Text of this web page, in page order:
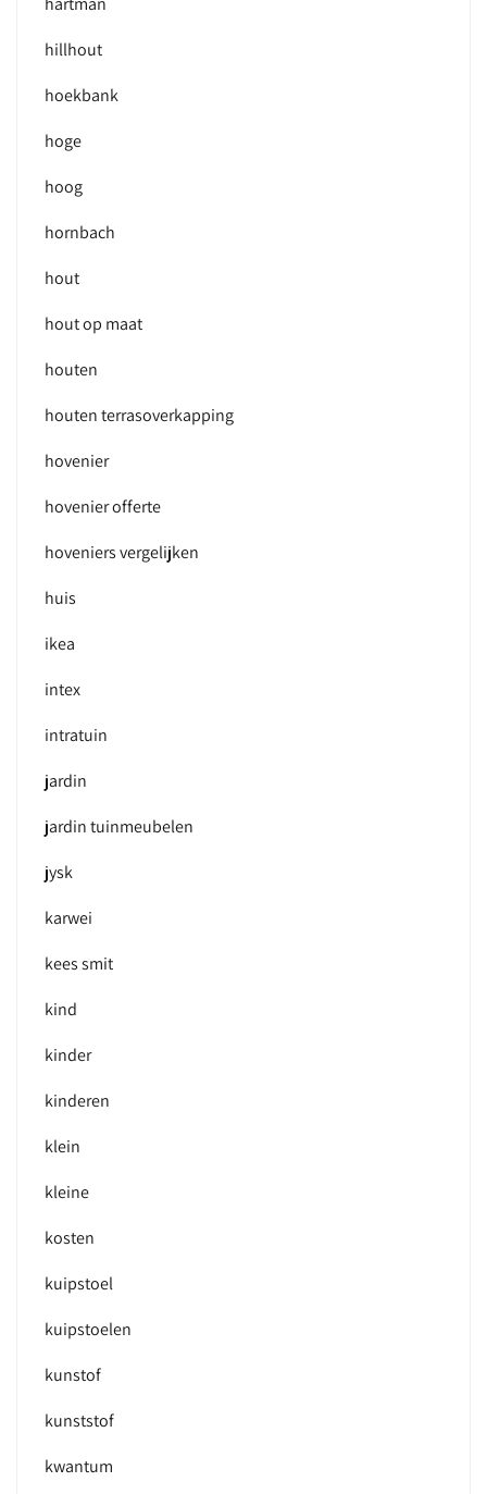
hillhout
hoekbank
hoge
hoog
hornbach
hout
hout op maat
houten
houten terrasoverkapping
hovenier
hovenier offerte
hoveniers vergelijken
huis
ikea
intex
intratuin
jardin
jardin tuinmeubelen
jysk
karwei
kees smit
kind
kinder
kinderen
klein
kleine
kosten
kuipstoel
kuipstoelen
kunstof
kunststof
kwantum